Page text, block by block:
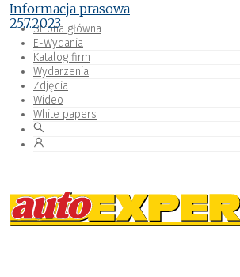
Strona główna
E-Wydania
Katalog firm
Wydarzenia
Zdjęcia
Wideo
White papers
Informacja prasowa
25.7.2023